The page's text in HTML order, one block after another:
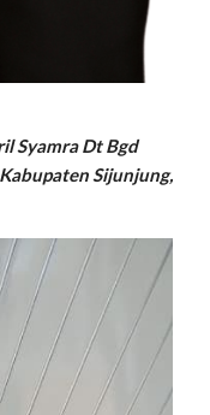
Syamra Dt Bgd
Sijunjung,